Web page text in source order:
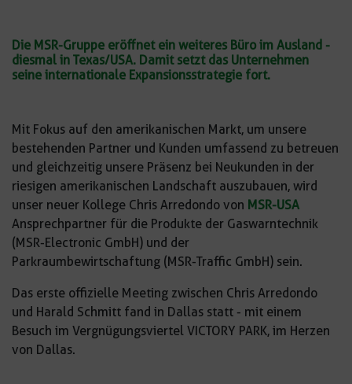
Die MSR-Gruppe eröffnet ein weiteres Büro im Ausland -
diesmal in Texas/USA. Damit setzt das Unternehmen
seine internationale Expansionsstrategie fort.
Mit Fokus auf den amerikanischen Markt, um unsere
bestehenden Partner und Kunden umfassend zu betreuen
und gleichzeitig unsere Präsenz bei Neukunden in der
riesigen amerikanischen Landschaft auszubauen, wird
unser neuer Kollege Chris Arredondo von MSR-USA
Ansprechpartner für die Produkte der Gaswarntechnik
(MSR-Electronic GmbH) und der
Parkraumbewirtschaftung (MSR-Traffic GmbH) sein.
Das erste offizielle Meeting zwischen Chris Arredondo
und Harald Schmitt fand in Dallas statt - mit einem
Besuch im Vergnügungsviertel VICTORY PARK, im Herzen
von Dallas.